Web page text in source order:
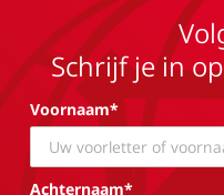
Schrijf je in
Voornaam*
Achternaam*